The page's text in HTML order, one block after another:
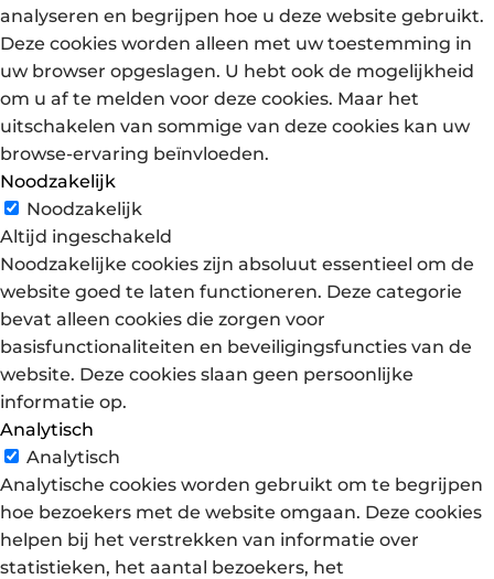
analyseren en begrijpen hoe u deze website gebruikt.
Deze cookies worden alleen met uw toestemming in
uw browser opgeslagen. U hebt ook de mogelijkheid
om u af te melden voor deze cookies. Maar het
uitschakelen van sommige van deze cookies kan uw
browse-ervaring beïnvloeden.
Noodzakelijk
Noodzakelijk
Altijd ingeschakeld
Noodzakelijke cookies zijn absoluut essentieel om de
website goed te laten functioneren. Deze categorie
bevat alleen cookies die zorgen voor
basisfunctionaliteiten en beveiligingsfuncties van de
website. Deze cookies slaan geen persoonlijke
informatie op.
Analytisch
Analytisch
Analytische cookies worden gebruikt om te begrijpen
hoe bezoekers met de website omgaan. Deze cookies
helpen bij het verstrekken van informatie over
statistieken, het aantal bezoekers, het